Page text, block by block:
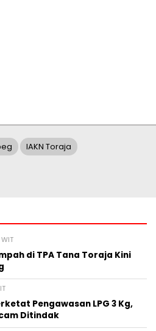
IAKN Toraja
di TPA Tana Toraja Kini
Pengawasan LPG 3 Kg,
Ditindak